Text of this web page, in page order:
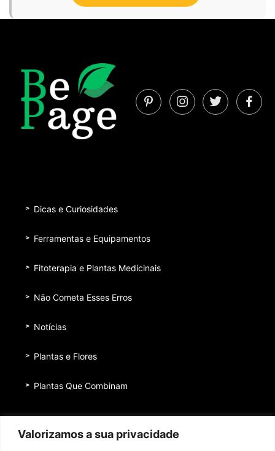
Valorizamos a sua privacidade
Dicas e Curiosidades
Ferramentas e Equipamentos
Fitoterapia e Plantas Medicinais
Não Cometa Esses Erros
Notícias
Plantas e Flores
Plantas Que Combinam